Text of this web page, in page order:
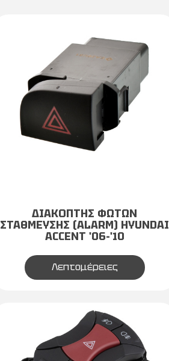
ΔΙΑΚΟΠΤΗΣ ΦΩΤΩΝ
ΣΤΑΘΜΕΥΣΗΣ (ALARM) HYUNDAI
ACCENT '06-'10
Λεπτομέρειες